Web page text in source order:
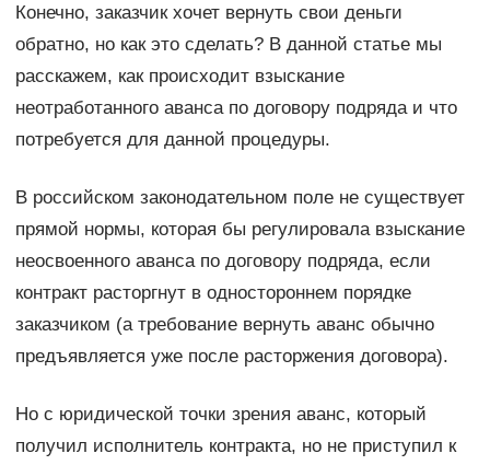
Конечно, заказчик хочет вернуть свои деньги
обратно, но как это сделать? В данной статье мы
расскажем, как происходит взыскание
неотработанного аванса по договору подряда и что
потребуется для данной процедуры.
В российском законодательном поле не существует
прямой нормы, которая бы регулировала взыскание
неосвоенного аванса по договору подряда, если
контракт расторгнут в одностороннем порядке
заказчиком (а требование вернуть аванс обычно
предъявляется уже после расторжения договора).
Но с юридической точки зрения аванс, который
получил исполнитель контракта, но не приступил к